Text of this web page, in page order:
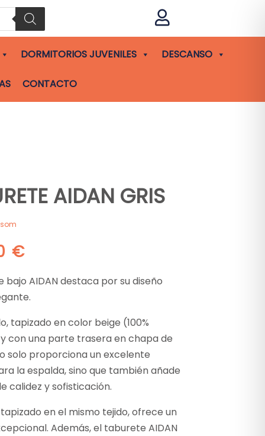

DORMITORIOS JUVENILES DESCANSO
CONTACTO
AIDAN GRIS
€
bajo AIDAN destaca por su diseño
tapizado en color beige (100%
con una parte trasera en chapa de
solo proporciona un excelente
la espalda, sino que también añade
calidez y sofisticación.
tapizado en el mismo tejido, ofrece un
Además, el taburete AIDAN